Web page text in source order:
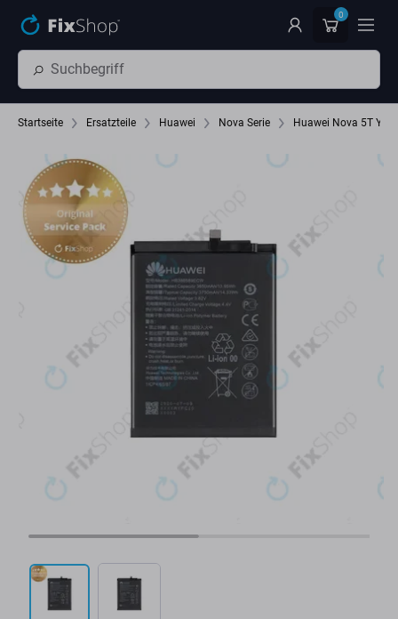
0
Startseite Ersatzteile Huawei Nova Serie Huawei Nova 5T